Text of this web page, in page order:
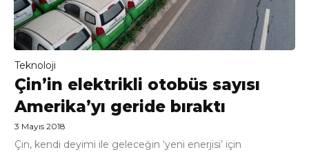
Teknoloji
Çin’in elektrikli otobüs sayısı
Amerika’yı geride bıraktı
3 Mayıs 2018
Çin, kendi deyimi ile geleceğin ‘yeni enerjisi’ için